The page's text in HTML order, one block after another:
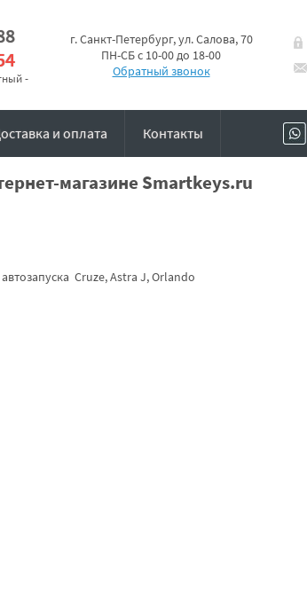
-
г. Санкт-Петербург, ул. Салова, 70
ПН-СБ с 10-00 до 18-00
Обратный звонок
и оплата Контакты
магазине Smartkeys.ru
Cruze, Astra J, Orlando